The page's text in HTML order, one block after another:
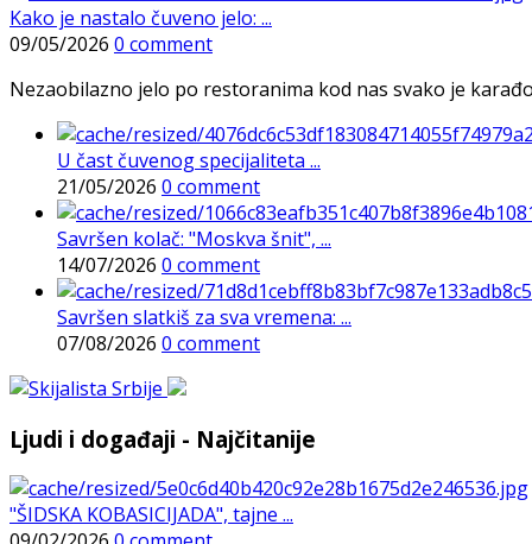
Kako je nastalo čuveno jelo: ...
09/05/2026 0 comment
Nezaobilazno jelo po restoranima kod nas svako je
U čast čuvenog specijaliteta ...
21/05/2026 0 comment
Savršen kolač: "Moskva šnit", ...
14/07/2026 0 comment
Savršen slatkiš za sva vremena: ...
07/08/2026 0 comment
Ljudi i događaji - Najčitanije
"ŠIDSKA KOBASICIJADA", tajne ...